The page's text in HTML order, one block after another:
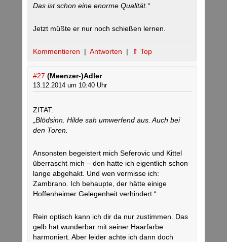
Das ist schon eine enorme Qualität.“
Jetzt müßte er nur noch schießen lernen.
Kommentieren | Antworten | ⇑ Top
#27 (Meenzer-)Adler
13.12.2014 um 10:40 Uhr
ZITAT:
„Blödsinn. Hilde sah umwerfend aus. Auch bei
den Toren.
Ansonsten begeistert mich Seferovic und Kittel
überrascht mich – den hatte ich eigentlich schon
lange abgehakt. Und wen vermisse ich:
Zambrano. Ich behaupte, der hätte einige
Hoffenheimer Gelegenheit verhindert.“
Rein optisch kann ich dir da nur zustimmen. Das
gelb hat wunderbar mit seiner Haarfarbe
harmoniert. Aber leider achte ich dann doch